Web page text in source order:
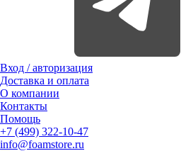
Вход / авторизация
Доставка и оплата
О компании
Контакты
Помощь
+7 (499) 322-10-47
info@foamstore.ru